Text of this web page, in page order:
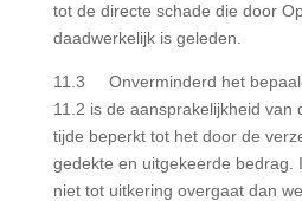
tot de directe schade die door
daadwerkelijk is geleden.
11.3 Onverminderd het
11.2 is de aansprakelijkheid van
tijde beperkt tot het door de
gedekte en uitgekeerde bedrag.
niet tot uitkering overgaat dan